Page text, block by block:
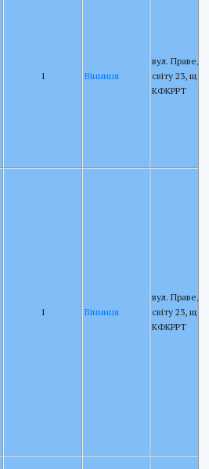
1 Вінниця
вул.
світу 23,
КФКРРТ
1 Вінниця
вул.
світу 23,
КФКРРТ